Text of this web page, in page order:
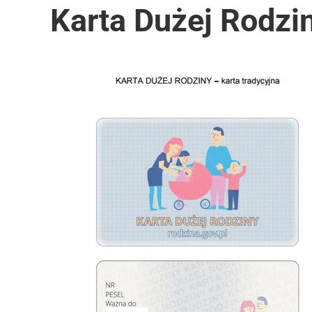
Karta Dużej